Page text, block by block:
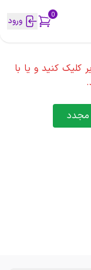
0 ورود
کنید و یا با